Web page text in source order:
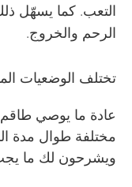
التعب. كما يسهّل
الرحم والخروج.
تختلف الوضعيات
عادة ما يوصي
مختلفة طوال مدة
ويشرحون لك ما